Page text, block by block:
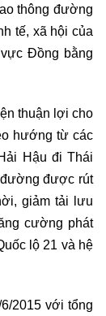
thông đường
tế, xã hội của
Đồng bằng
thuận lợi cho
hướng từ các
Hậu đi Thái
được rút
giảm tải lưu
cường phát
lộ 21 và hệ
2015 với tổng